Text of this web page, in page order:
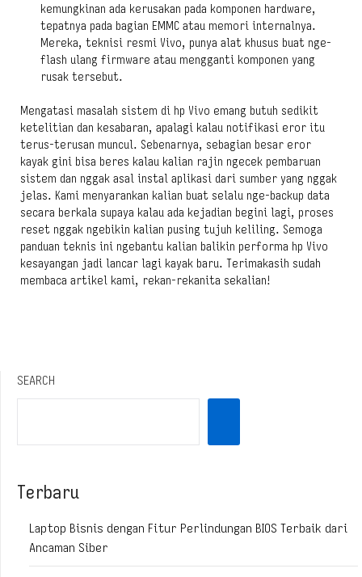
kemungkinan ada kerusakan pada komponen hardware,
tepatnya pada bagian EMMC atau memori internalnya.
Mereka, teknisi resmi Vivo, punya alat khusus buat nge-
flash ulang firmware atau mengganti komponen yang
rusak tersebut.
Mengatasi masalah sistem di hp Vivo emang butuh sedikit
ketelitian dan kesabaran, apalagi kalau notifikasi eror itu
terus-terusan muncul. Sebenarnya, sebagian besar eror
kayak gini bisa beres kalau kalian rajin ngecek pembaruan
sistem dan nggak asal instal aplikasi dari sumber yang nggak
jelas. Kami menyarankan kalian buat selalu nge-backup data
secara berkala supaya kalau ada kejadian begini lagi, proses
reset nggak ngebikin kalian pusing tujuh keliling. Semoga
panduan teknis ini ngebantu kalian balikin performa hp Vivo
kesayangan jadi lancar lagi kayak baru. Terimakasih sudah
membaca artikel kami, rekan-rekanita sekalian!
SEARCH
Terbaru
Laptop Bisnis dengan Fitur Perlindungan BIOS Terbaik dari
Ancaman Siber